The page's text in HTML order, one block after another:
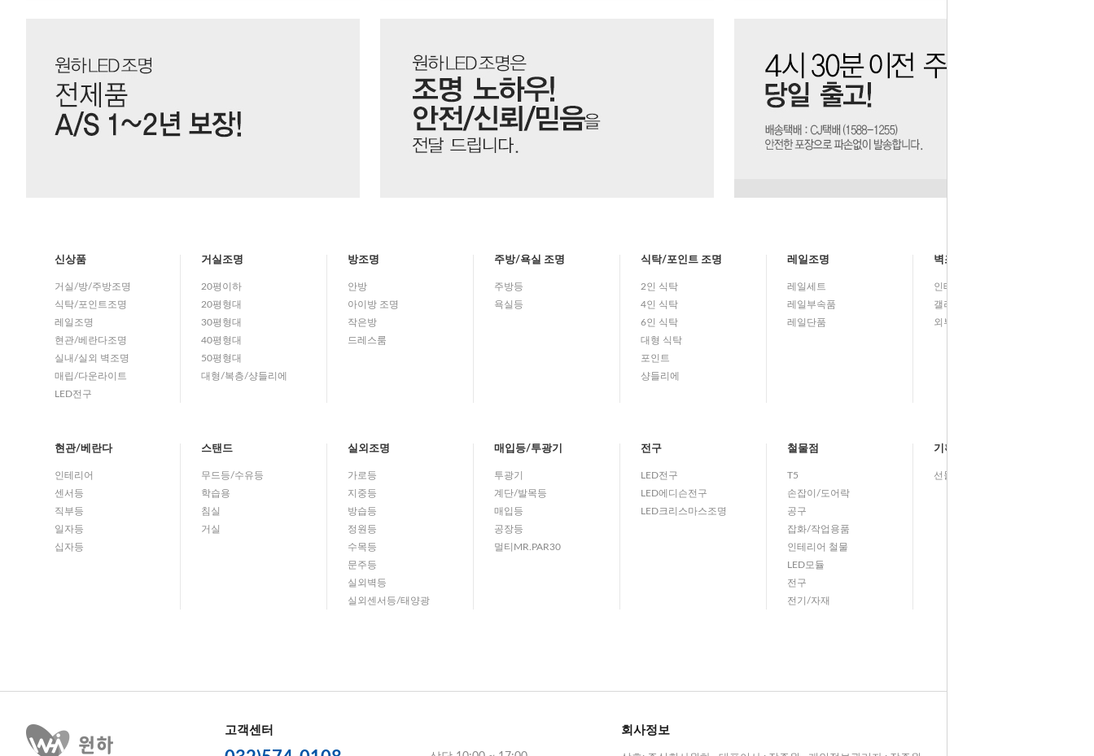
신상품
거실/방/주방조명
식탁/포인트조명
레일조명
현관/베란다조명
실내/실외 벽조명
매립/다운라이트
LED전구
거실조명
20평이하
20평형대
30평형대
40평형대
50평형대
대형/복층/샹들리에
방조명
안방
아이방 조명
작은방
드레스룸
주방/욕실 조명
주방등
욕실등
식탁/포인트 조명
2인 식탁
4인 식탁
6인 식탁
대형 식탁
포인트
샹들리에
레일조명
레일세트
레일부속품
레일단품
벽조명
인테리어
갤러리벽등(그림벽등)
외부등/실외등
현관/베란다
인테리어
센서등
직부등
일자등
십자등
스탠드
무드등/수유등
학습용
침실
거실
실외조명
가로등
지중등
방습등
정원등
수목등
문주등
실외벽등
실외센서등/태양광
매입등/투광기
투광기
계단/발목등
매입등
공장등
멀티MR.PAR30
전구
LED전구
LED에디슨전구
LED크리스마스조명
철물점
T5
손잡이/도어락
공구
잡화/작업용품
인테리어 철물
LED모듈
전구
전기/자재
기획전
선물기획전
고객센터 회사정보